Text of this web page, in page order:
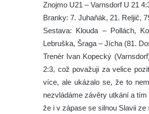
Znojmo U21 – Varnsdorf U 21
Branky: 7. Juhaňák, 21. Reljič,
Sestava: Klouda – Pollách,
Lebruška, Šraga – Jícha (81.
Trenér Ivan Kopecký
2:3, což považuji za velice
více, ale ukázalo se, že to
nezvládáme závěry utkání a
že i v zápase se silnou Slavii ze